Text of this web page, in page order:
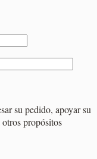
su pedido, apoyar su
propósitos